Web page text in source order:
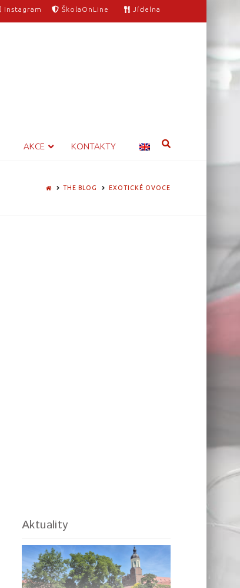
Instagram ŠkolaOnLine Jídelna
AKCE KONTAKTY
HOMETHE BLOG EXOTICKÉ OVOCE
Aktuality